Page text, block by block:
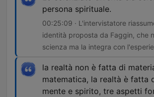
persona spirituale.
00:25:09 · L'intervistatore
identità proposta da Faggin, che
scienza ma la integra con
la realtà non è fatta di
matematica, la realtà è fatta
mente e spirito, tre aspetti